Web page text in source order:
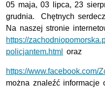
05 maja, 03 lipca, 23
grudnia. Chętnych
Na naszej stronie
https://
policjantem.html
oraz
https://www.facebook.com/
można znaleźć informacje